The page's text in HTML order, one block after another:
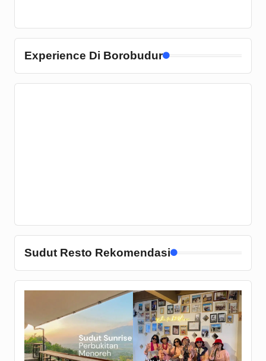
Experience Di Borobudur
Sudut Resto Rekomendasi